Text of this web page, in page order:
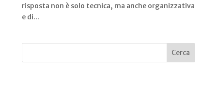
risposta non è solo tecnica, ma anche organizzativa
e di...
Cerca